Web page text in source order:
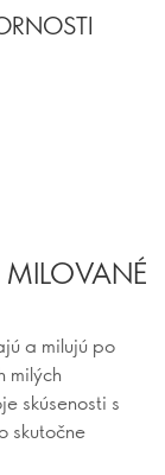
a milujú po
milých
skúsenosti s
skutočne